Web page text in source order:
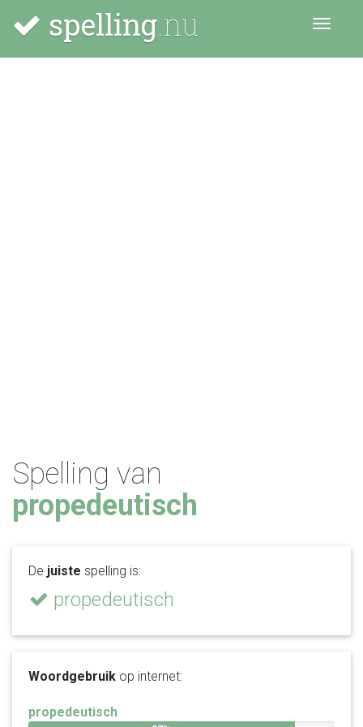
spelling.nu Menu
Spelling van
propedeutisch
De juiste spelling is:
propedeutisch
Woordgebruik op internet:
propedeutisch